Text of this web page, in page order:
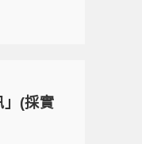
」(採實